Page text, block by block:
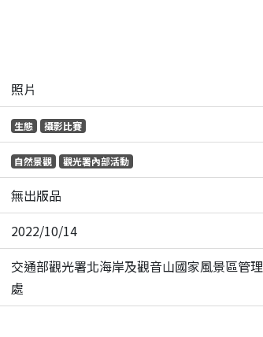
照片
生態 攝影比賽
自然景觀 觀光署內部活動
無出版品
2022/10/14
交通部觀光署北海岸及觀音山國家風景區管理
處